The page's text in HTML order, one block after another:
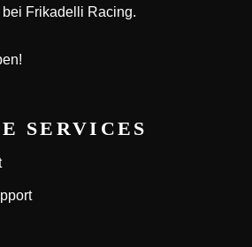
Frikadelli Racing.
SERVICES